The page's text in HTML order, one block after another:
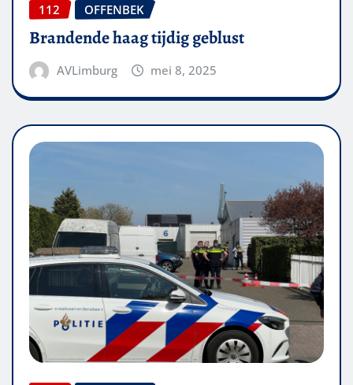
112 OFFENBEK
Brandende haag tijdig geblust
AVLimburg mei 8, 2025